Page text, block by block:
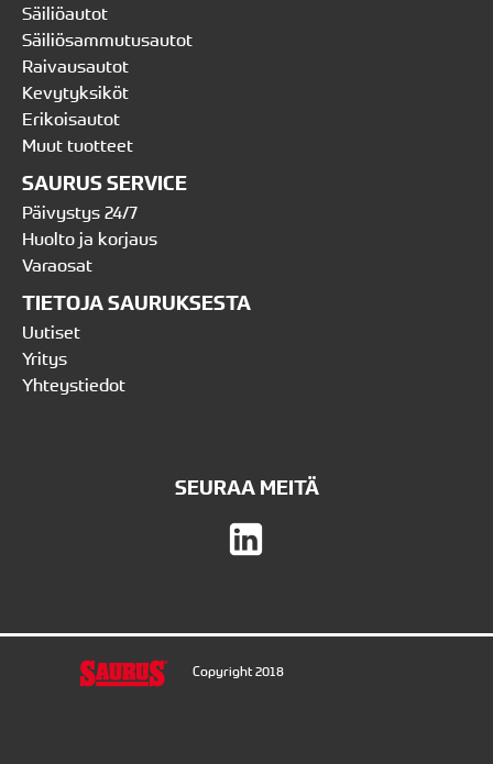
Säiliöautot
Säiliösammutusautot
Raivausautot
Kevytyksiköt
Erikoisautot
Muut tuotteet
SAURUS SERVICE
Päivystys 24/7
Huolto ja korjaus
Varaosat
TIETOJA SAURUKSESTA
Uutiset
Yritys
Yhteystiedot
SEURAA MEITÄ
Copyright 2018